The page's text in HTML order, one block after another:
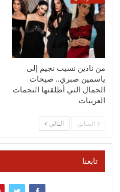
من نادين نسيب نجيم إلى
ياسمين صبري.. صيحات
الجمال التي أطلقتها النجمات
العربيات
السابق التالي
تابعنا